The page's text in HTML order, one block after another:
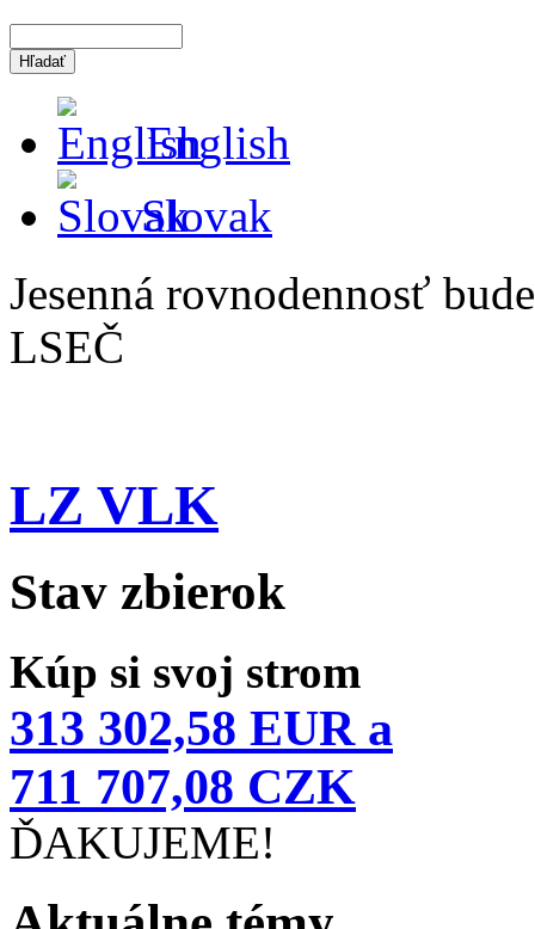
English
Slovak
Jesenná rovnodennosť
LSEČ
LZ VLK
Stav zbierok
Kúp si svoj strom
313 302,58 EUR a
711 707,08 CZK
ĎAKUJEME!